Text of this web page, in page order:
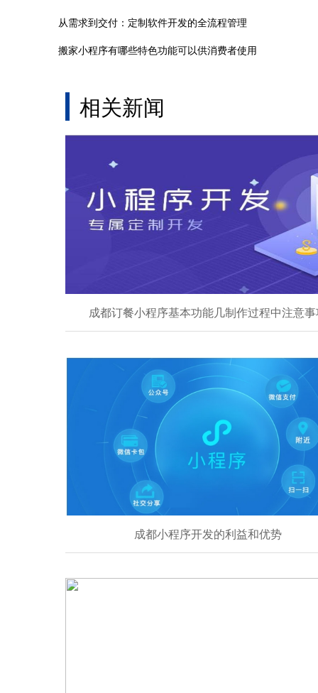
从需求到交付：定制软件开发的全流程管理
搬家小程序有哪些特色功能可以供消费者使用
相关新闻
成都订餐小程序基本功能几制作过程中注意
成都小程序开发的利益和优势